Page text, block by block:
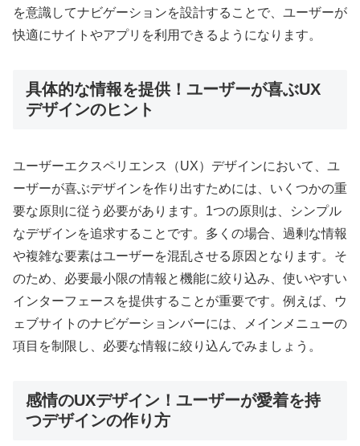
を意識してナビゲーションを設計することで、ユーザーが
快適にサイトやアプリを利用できるようになります。
具体的な情報を提供！ユーザーが喜ぶUX
デザインのヒント
ユーザーエクスペリエンス（UX）デザインにおいて、ユ
ーザーが喜ぶデザインを作り出すためには、いくつかの重
要な原則に従う必要があります。1つの原則は、シンプル
なデザインを追求することです。多くの場合、過剰な情報
や複雑な要素はユーザーを混乱させる原因となります。そ
のため、必要最小限の情報と機能に絞り込み、使いやすい
インターフェースを提供することが重要です。例えば、ウ
ェブサイトのナビゲーションバーには、メインメニューの
項目を制限し、必要な情報に絞り込んでみましょう。
感情のUXデザイン！ユーザーが愛着を持
つデザインの作り方